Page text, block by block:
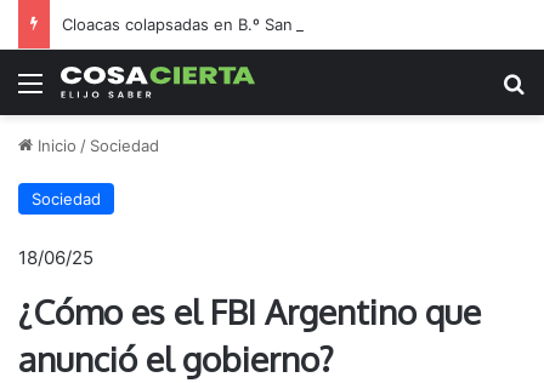
Menú
Inicio / Sociedad
Sociedad
18/06/25
¿Cómo es el FBI Argentino que
anunció el gobierno?